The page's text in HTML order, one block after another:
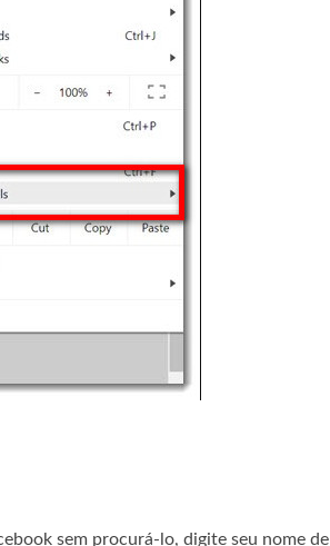
sem procurá-lo, digite seu nome de